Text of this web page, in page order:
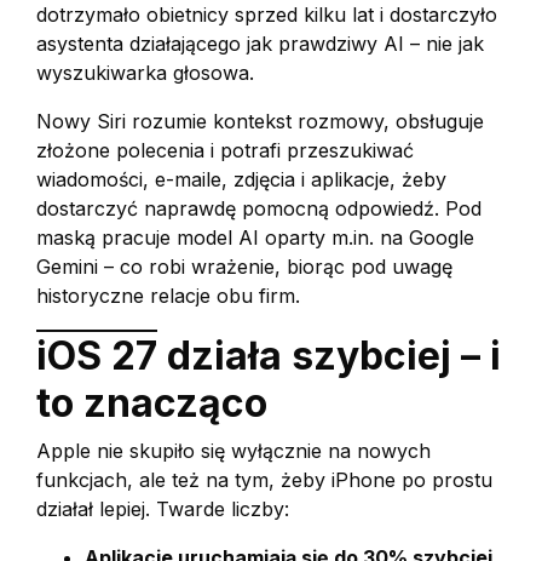
dotrzymało obietnicy sprzed kilku lat i dostarczyło
asystenta działającego jak prawdziwy AI – nie jak
wyszukiwarka głosowa.
Nowy Siri rozumie kontekst rozmowy, obsługuje
złożone polecenia i potrafi przeszukiwać
wiadomości, e-maile, zdjęcia i aplikacje, żeby
dostarczyć naprawdę pomocną odpowiedź. Pod
maską pracuje model AI oparty m.in. na Google
Gemini – co robi wrażenie, biorąc pod uwagę
historyczne relacje obu firm.
iOS 27 działa szybciej – i
to znacząco
Apple nie skupiło się wyłącznie na nowych
funkcjach, ale też na tym, żeby iPhone po prostu
działał lepiej. Twarde liczby: